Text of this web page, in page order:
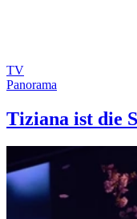
TV
Panorama
Tiziana ist die